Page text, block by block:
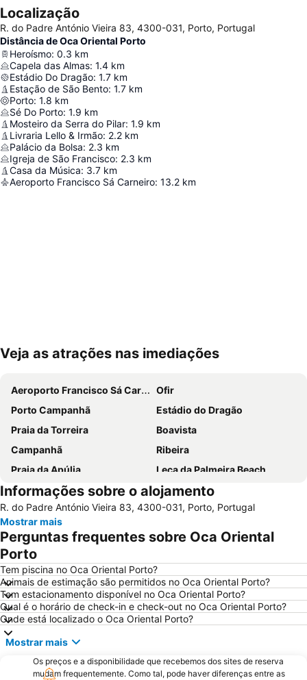
Localização
R. do Padre António Vieira 83, 4300-031, Porto, Portugal
Distância de Oca Oriental Porto
Heroísmo: 0.3 km
Capela das Almas: 1.4 km
Estádio Do Dragão: 1.7 km
Estação de São Bento: 1.7 km
Porto: 1.8 km
Sé Do Porto: 1.9 km
Mosteiro da Serra do Pilar: 1.9 km
Livraria Lello & Irmão: 2.2 km
Palácio da Bolsa: 2.3 km
Igreja de São Francisco: 2.3 km
Casa da Música: 3.7 km
Aeroporto Francisco Sá Carneiro: 13.2 km
Ampliar mapa
Veja as atrações nas imediações
Aeroporto Francisco Sá Carneiro
Ofir
Porto Campanhã
Estádio do Dragão
Praia da Torreira
Boavista
Campanhã
Ribeira
Praia da Apúlia
Leça da Palmeira Beach
Parque aquático de Amarante
Pavilhão Multiusos Gondomar
Praia do Furadouro
Cais de Gaia
Magikland
Pavilhão Rosa Mota
Norteshopping
Baixa
Centro Histórico do Porto
Casa da Música
Parque & Zoo Santo Inácio
Estação São Bento
Aver-o-Mar Beach
Europarque
Matosinhos Beach
Praia da Aguda
Hotel Solverde Beach
Ponte Dom Luís I
Informações sobre o alojamento
R. do Padre António Vieira 83, 4300-031, Porto, Portugal
Mostrar mais
Perguntas frequentes sobre Oca Oriental
Porto
Tem piscina no Oca Oriental Porto?
Animais de estimação são permitidos no Oca Oriental Porto?
Tem estacionamento disponível no Oca Oriental Porto?
Qual é o horário de check-in e check-out no Oca Oriental Porto?
Onde está localizado o Oca Oriental Porto?
Mostrar mais
Os preços e a disponibilidade que recebemos dos sites de reserva
mudam frequentemente. Como tal, pode haver diferenças entre as